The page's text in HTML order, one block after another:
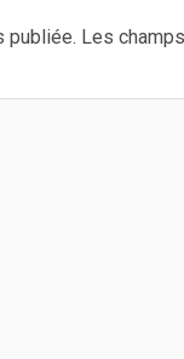
publiée. Les